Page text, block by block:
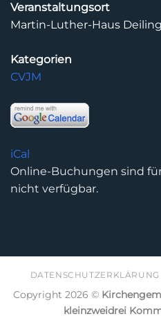
Veranstaltungsort
Martin-Luther-Haus
Kategorien
CVJM
iCal
Online-Buchungen sind
nicht verfügbar.
DATENSCHUTZERKLÄRUNG
Copyright 2026 ©
kleinzweidrei